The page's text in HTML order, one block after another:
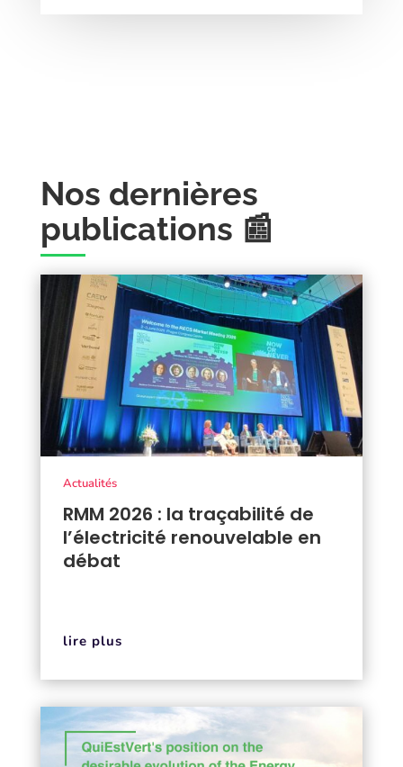
Nos dernières
publications 📰
RMM 2026 : la traçabilité de
l’électricité renouvelable en
débat
Actualités
lire plus